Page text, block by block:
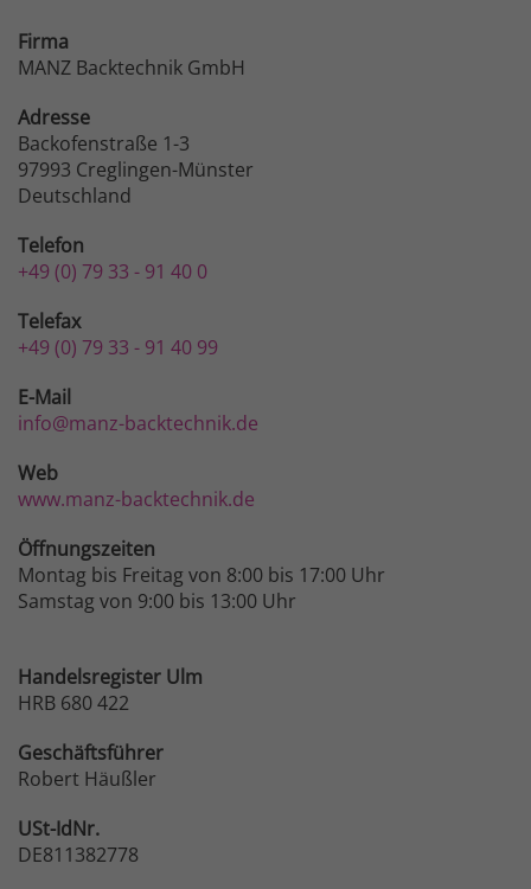
Firma
MANZ Backtechnik GmbH
Adresse
Backofenstraße 1-3
97993 Creglingen-Münster
Deutschland
Telefon
+49 (0) 79 33 - 91 40 0
Telefax
+49 (0) 79 33 - 91 40 99
E-Mail
info@manz-backtechnik.de
Web
www.manz-backtechnik.de
Öffnungszeiten
Montag bis Freitag von 8:00 bis 17:00 Uhr
Samstag von 9:00 bis 13:00 Uhr
Handelsregister Ulm
HRB 680 422
Geschäftsführer
Robert Häußler
USt-IdNr.
DE811382778